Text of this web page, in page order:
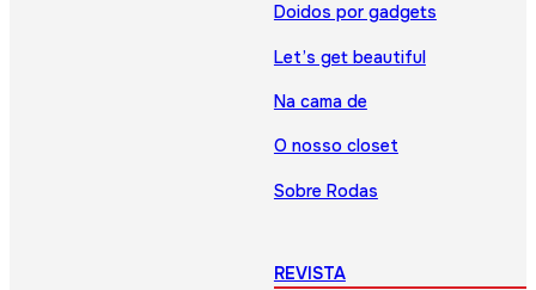
Doidos por gadgets
Let’s get beautiful
Na cama de
O nosso closet
Sobre Rodas
REVISTA